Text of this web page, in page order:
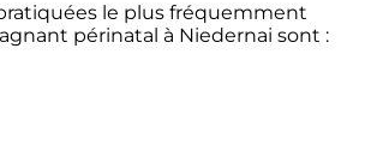
le plus fréquemment
périnatal à Niedernai sont :